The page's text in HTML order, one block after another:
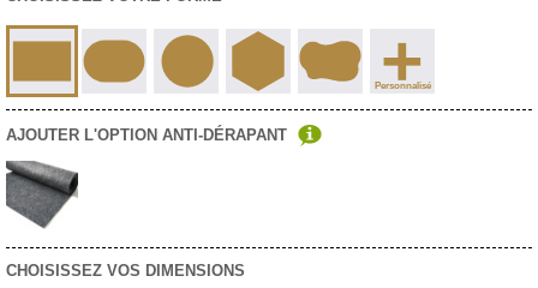
+
Personnalisé
AJOUTER L'OPTION ANTI-DÉRAPANT
CHOISISSEZ VOS DIMENSIONS